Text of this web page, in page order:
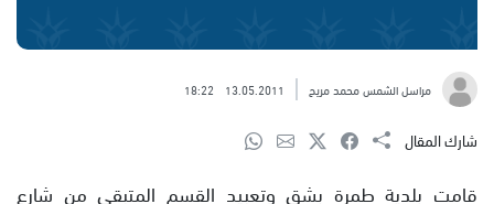
مراسل الشمس محمد مريح 13.05.2011
18:22
شارك المقال
قامت بلدية طمرة بشق وتعبيد القسم المتبقي من شارع